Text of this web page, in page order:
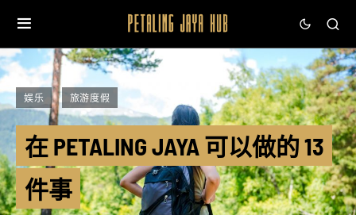
娱乐 旅游度假
在 PETALING JAYA 可以做的 13
件事